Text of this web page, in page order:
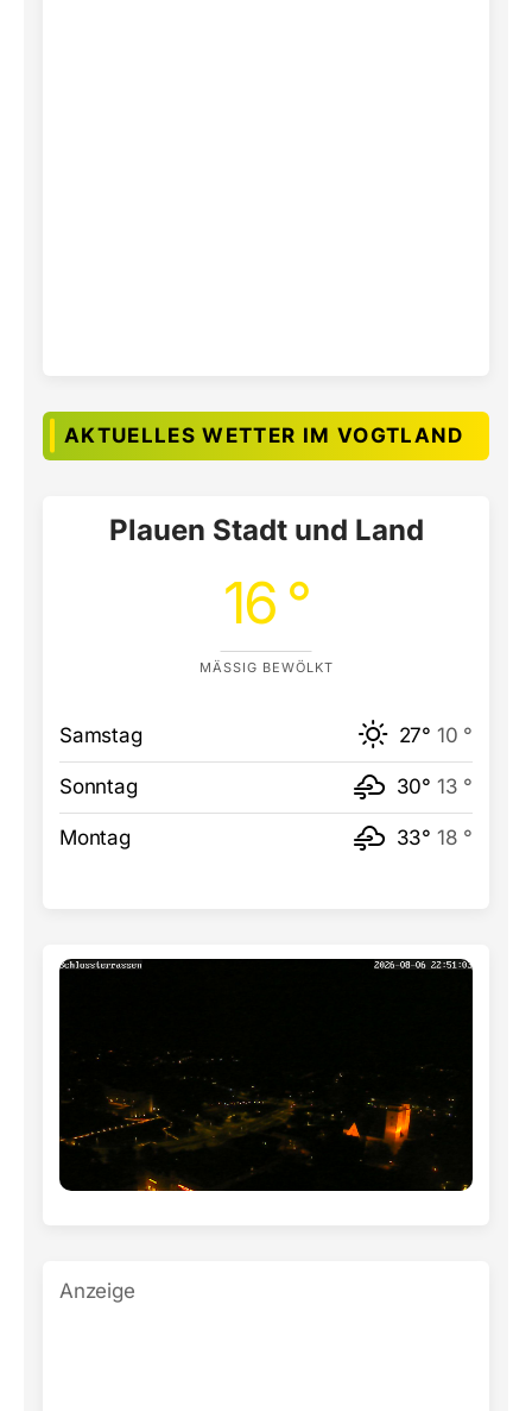
AKTUELLES WETTER IM VOGTLAND
Plauen Stadt und Land
16 °
MÄSSIG BEWÖLKT
Samstag 27° 10 °
Sonntag 30° 13 °
Montag 33° 18 °
Anzeige